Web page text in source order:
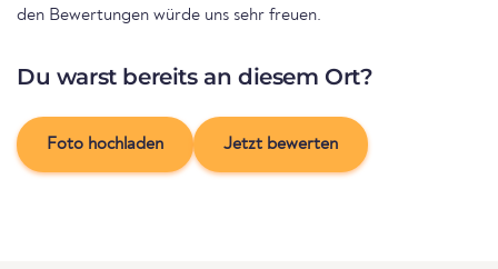
den Bewertungen würde uns sehr freuen.
Du warst bereits an diesem Ort?
Foto hochladen Jetzt bewerten